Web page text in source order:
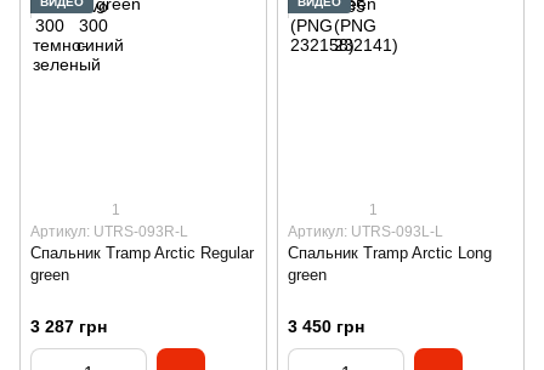
1
Артикул: UTRS-093R-L
Спальник Tramp Arctic Regular
green
3 287 грн
1
Артикул: UTRS-093L-L
Спальник Tramp Arctic Long
green
3 450 грн